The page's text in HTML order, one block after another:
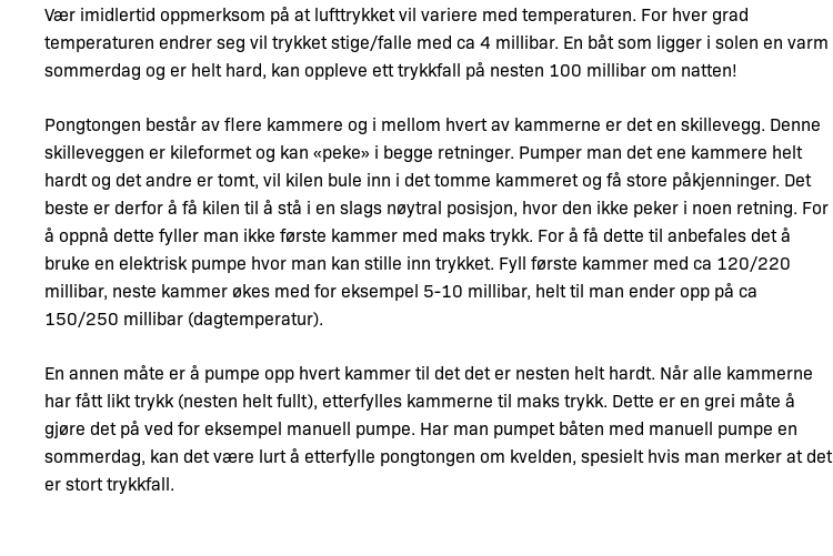
Vær imidlertid oppmerksom på at lufttrykket vil variere med temperaturen. For hver grad
temperaturen endrer seg vil trykket stige/falle med ca 4 millibar. En båt som ligger i solen en varm
sommerdag og er helt hard, kan oppleve ett trykkfall på nesten 100 millibar om natten!
Pongtongen består av flere kammere og i mellom hvert av kammerne er det en skillevegg. Denne
skilleveggen er kileformet og kan «peke» i begge retninger. Pumper man det ene kammere helt
hardt og det andre er tomt, vil kilen bule inn i det tomme kammeret og få store påkjenninger. Det
beste er derfor å få kilen til å stå i en slags nøytral posisjon, hvor den ikke peker i noen retning. For
å oppnå dette fyller man ikke første kammer med maks trykk. For å få dette til anbefales det å
bruke en elektrisk pumpe hvor man kan stille inn trykket. Fyll første kammer med ca 120/220
millibar, neste kammer økes med for eksempel 5-10 millibar, helt til man ender opp på ca
150/250 millibar (dagtemperatur).
En annen måte er å pumpe opp hvert kammer til det det er nesten helt hardt. Når alle kammerne
har fått likt trykk (nesten helt fullt), etterfylles kammerne til maks trykk. Dette er en grei måte å
gjøre det på ved for eksempel manuell pumpe. Har man pumpet båten med manuell pumpe en
sommerdag, kan det være lurt å etterfylle pongtongen om kvelden, spesielt hvis man merker at det
er stort trykkfall.